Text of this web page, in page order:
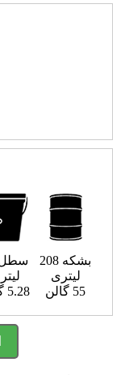
بشکه 208
لیتری
55 گالن
5.28 گالن